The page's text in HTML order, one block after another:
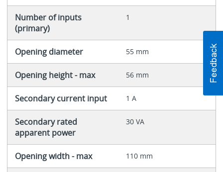
Number of inputs
(primary)
1
Opening diameter 55 mm
Opening height - max 56 mm
Secondary current input 1 A
Secondary rated
apparent power
30 VA
Opening width - max 110 mm